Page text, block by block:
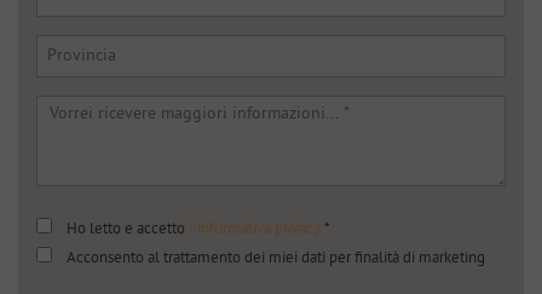
Ho letto e accetto l'informativa privacy*
Acconsento al trattamento dei miei dati per finalità di marketing
Leggi
policy
impostazioni